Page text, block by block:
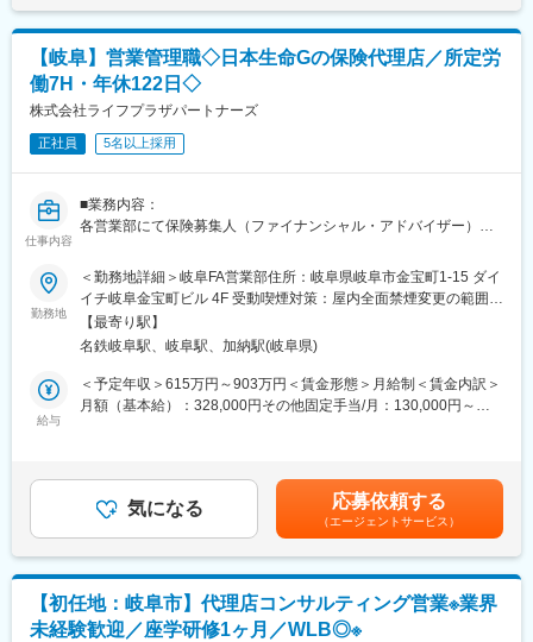
質』などの要件を満たしたトップクラスのプロ代理店を認定する
制度で、プロ新特級AAA（トリプルA）代理店は、三井住友海上火
災保険株式会社の全国4万代理店の中で、約0.2％のみが認定され
ています。
変更の範囲：会社の定める業務
保険など
■組織構成：
現在、営業職には11名が在籍しています。(20代1名、30代1名、
40代4名、50代1名,60代以上4名)社内の雰囲気は営業サポート職
（内務）とペア制となっており働きやすい環境です。
■安心の教育体制：
ご経験に合わせてですが、営業経験が浅い方や無い方は半年かけ
て保険の知識やビジネスマナーから学んでいただきます。その
様を徐々に引き継いでいただきます。
■評価制度：
当社は歩合制ではありません。能力・職務・役割を表す「職給」
回の社長面談で決まり、結果だけでなく過程も鑑みて公正・公平
に決定します。安定の上に、スキルアップと給与アップがあり
三井住友海上火災保険株式会社のプロ新特級AAA（トリプルA）代
理店です。『お客様対応』『経営姿勢』『組織体制』『業務品
質』などの要件を満たしたトップクラスのプロ代理店を認定する
制度で、プロ新特級AAA（トリプルA）代理店は、三井住友海上火
災保険株式会社の全国4万代理店の中で、約0.2％のみが認定され
ています。
回）1000万円／部長45歳 営業経験15年（月給65万円＋賞与年2
回）賃金はあくまでも目安の金額であり、選考を通じて上下する
可能性があります。月給(月額)は固定手当を含めた表記です。
【岐阜】営業管理職◇日本生命Gの保険代理店／所定労
働7H・年休122日◇
株式会社ライフプラザパートナーズ
正社員 5名以上採用
仕事内容
■業務内容：
各営業部にて保険募集人（ファイナンシャル・アドバイザー）の
す。
■業務詳細：
・保険募集人の採用（計画に基づく採用実務）
・売上予算達成および生産性の向上による収益の拡大
・保険募集人、クラークの教育・管理・指導（労務管理、募集管
理、業務支援）
（このような方に向いています！）
・自ら考え実行する方
■勤務地：
※配属先についてはお住まいとご希望を考慮して決定いたします。
勤務地
＜勤務地詳細＞岐阜FA営業部住所：岐阜県岐阜市金宝町1-15 ダイ
イチ岐阜金宝町ビル 4F 受動喫煙対策：屋内全面禁煙変更の範囲：
会社の定める事業所
【最寄り駅】
名鉄岐阜駅、岐阜駅、加納駅(岐阜県)
給与
＜予定年収＞615万円～903万円＜賃金形態＞月給制＜賃金内訳＞
月額（基本給）：328,000円その他固定手当/月：130,000円～
害保険の販売手数料の50％を支給※選考を通じて、ご経歴により
営業課長からのスタートをご提案する場合がございます。■昇給：
年1回■賞与：年2回（会社・本人の業績により異なる）賃金はあ
くまでも目安の金額であり、選考を通じて上下する可能性があり
ます。月給(月額)は固定手当を含めた表記です。
気になる 応募依頼する
（エージェントサービス）
【初任地：岐阜市】代理店コンサルティング営業※業界
未経験歓迎／座学研修1ヶ月／WLB◎※